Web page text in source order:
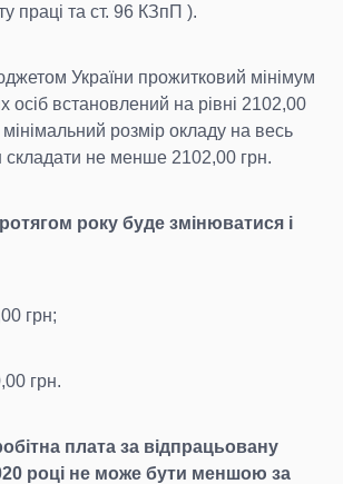
праці та ст. 96 КЗпП ).
України прожитковий мінімум
осіб встановлений на рівні 2102,00
мінімальний розмір окладу на весь
складати не менше 2102,00 грн.
року буде змінюватися і
грн;
грн.
плата за відпрацьовану
році не може бути меншою за